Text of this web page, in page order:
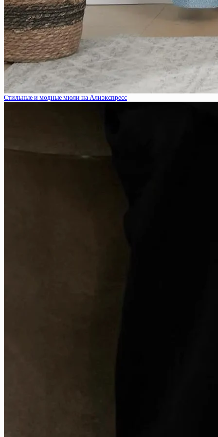
Стильные и модные мюли на Алиэкспресс